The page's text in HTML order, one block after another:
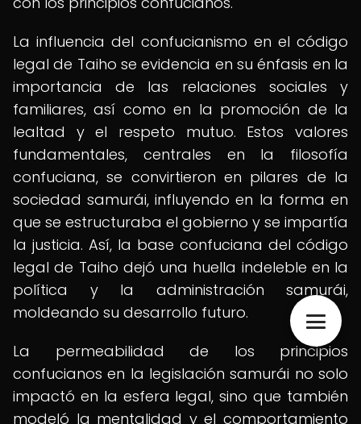
La influencia del confucianismo en el código
legal de Taiho se evidencia en su énfasis en la
importancia de las relaciones sociales y
familiares, así como en la promoción de la
lealtad y el respeto mutuo. Estos valores
fundamentales, centrales en la filosofía
confuciana, se convirtieron en pilares de la
sociedad samurái, influyendo en la forma en
que se estructuraba el gobierno y se impartía
la justicia. Así, la base confuciana del código
legal de Taiho dejó una huella indeleble en la
política y la administración samurái,
moldeando su desarrollo futuro.
La permeabilidad de los principios
confucianos en la legislación samurái no solo
impactó en la esfera legal, sino que también
modeló la mentalidad y el comportamiento